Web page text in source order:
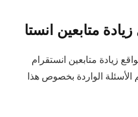
متابعين انستا
زيادة متابعين انستقرام
الأسئلة الواردة بخصوص هذا